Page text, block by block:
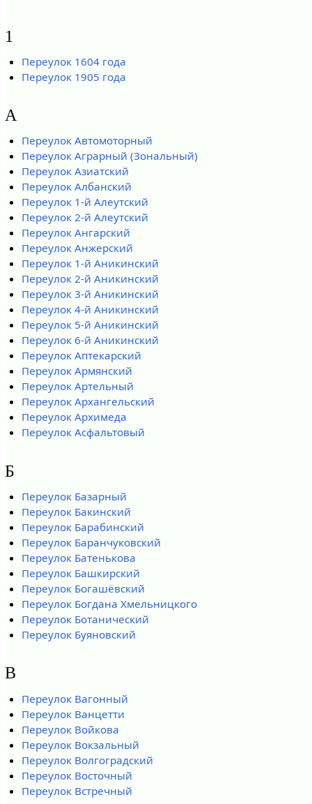
1
Переулок 1604 года
Переулок 1905 года
А
Переулок Автомоторный
Переулок Аграрный (Зональный)
Переулок Азиатский
Переулок Албанский
Переулок 1-й Алеутский
Переулок 2-й Алеутский
Переулок Ангарский
Переулок Анжерский
Переулок 1-й Аникинский
Переулок 2-й Аникинский
Переулок 3-й Аникинский
Переулок 4-й Аникинский
Переулок 5-й Аникинский
Переулок 6-й Аникинский
Переулок Аптекарский
Переулок Армянский
Переулок Артельный
Переулок Архангельский
Переулок Архимеда
Переулок Асфальтовый
Б
Переулок Базарный
Переулок Бакинский
Переулок Барабинский
Переулок Баранчуковский
Переулок Батенькова
Переулок Башкирский
Переулок Богашёвский
Переулок Богдана Хмельницкого
Переулок Ботанический
Переулок Буяновский
В
Переулок Вагонный
Переулок Ванцетти
Переулок Войкова
Переулок Вокзальный
Переулок Волгоградский
Переулок Восточный
Переулок Встречный